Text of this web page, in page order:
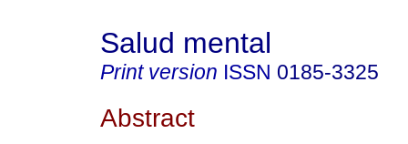
Salud mental
Print version ISSN 0185-3325
Abstract